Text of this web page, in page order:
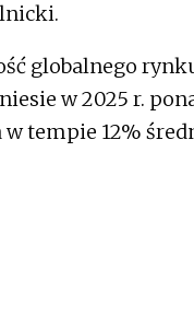
globalnego
w 2025 r.
w tempie 12%